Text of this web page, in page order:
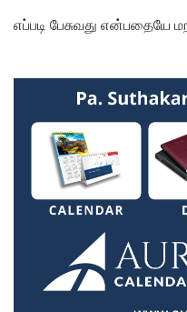
எப்படி பேசுவது என்பதையே